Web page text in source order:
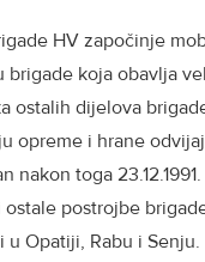
HV započinje
koja obavlja
ostalih dijelova
opreme i hrane
nakon toga
postrojbe
Opatiji, Rabu i